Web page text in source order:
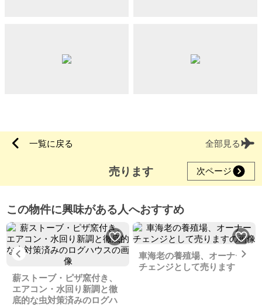
一覧に戻る 全部見る
売ります 次ページ
この物件に興味がある人へおすすめ
Previous
薪ストーブ・ピザ窯付き、
エアコン・水回り新調と徹
底的な虫対策済みのログハ
車海老の養殖場、オーナー
チェンジとして売ります